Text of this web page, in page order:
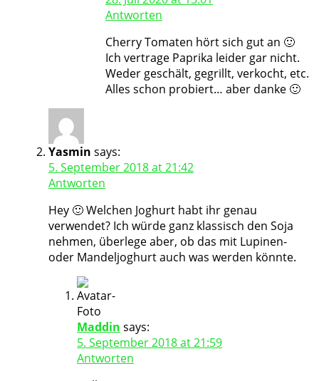
Antworten
Cherry Tomaten hört sich gut an 🙂
Ich vertrage Paprika leider gar nicht.
Weder geschält, gegrillt, verkocht, etc.
Alles schon probiert… aber danke 🙂
Yasmin says:
5. September 2018 at 21:42
Antworten
Hey 🙂 Welchen Joghurt habt ihr genau
verwendet? Ich würde ganz klassisch den Soja
nehmen, überlege aber, ob das mit Lupinen-
oder Mandeljoghurt auch was werden könnte.
Maddin says:
5. September 2018 at 21:59
Antworten